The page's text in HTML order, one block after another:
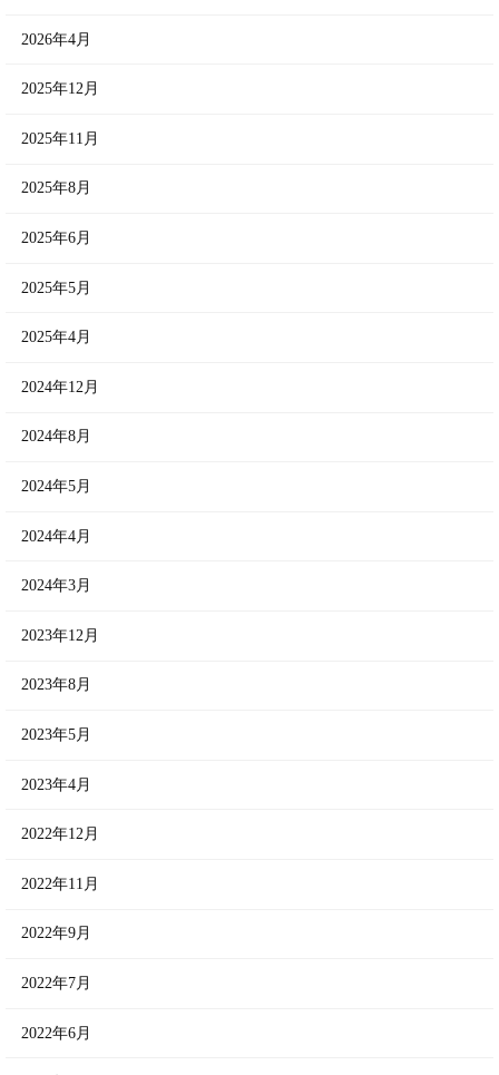
2026年4月
2025年12月
2025年11月
2025年8月
2025年6月
2025年5月
2025年4月
2024年12月
2024年8月
2024年5月
2024年4月
2024年3月
2023年12月
2023年8月
2023年5月
2023年4月
2022年12月
2022年11月
2022年9月
2022年7月
2022年6月